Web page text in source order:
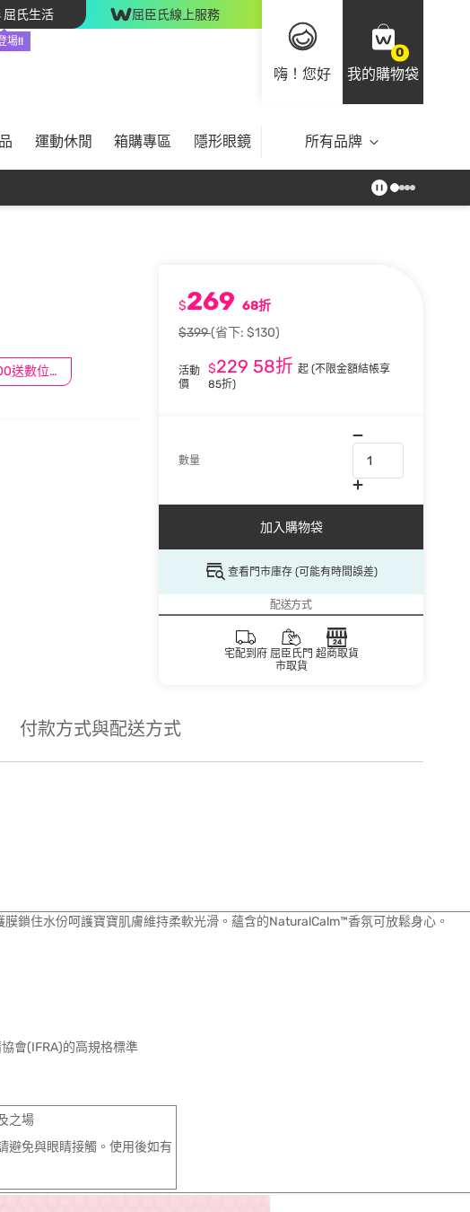
屈氏生活
場!!
屈臣氏線上服務
嗨！您好
0
我的購物袋
運動休閒 箱購專區 隱形眼鏡 所有品牌
滿$100送數位印花
$269 68折
$399(省下: $130)
活動
價
$229 58折起(不限金額結帳享
85折)
數量
加入購物袋
查看門市庫存 (可能有時間誤差)
配送方式
宅配到府 屈臣氏門
市取貨
超商取貨
付款方式與配送方式
鎖住水份呵護寶寶肌膚維持柔軟光滑。蘊含的NaturalCalm™香氛可放鬆身心。
會(IFRA)的高規格標準
之場
避免與眼睛接觸。使用後如有